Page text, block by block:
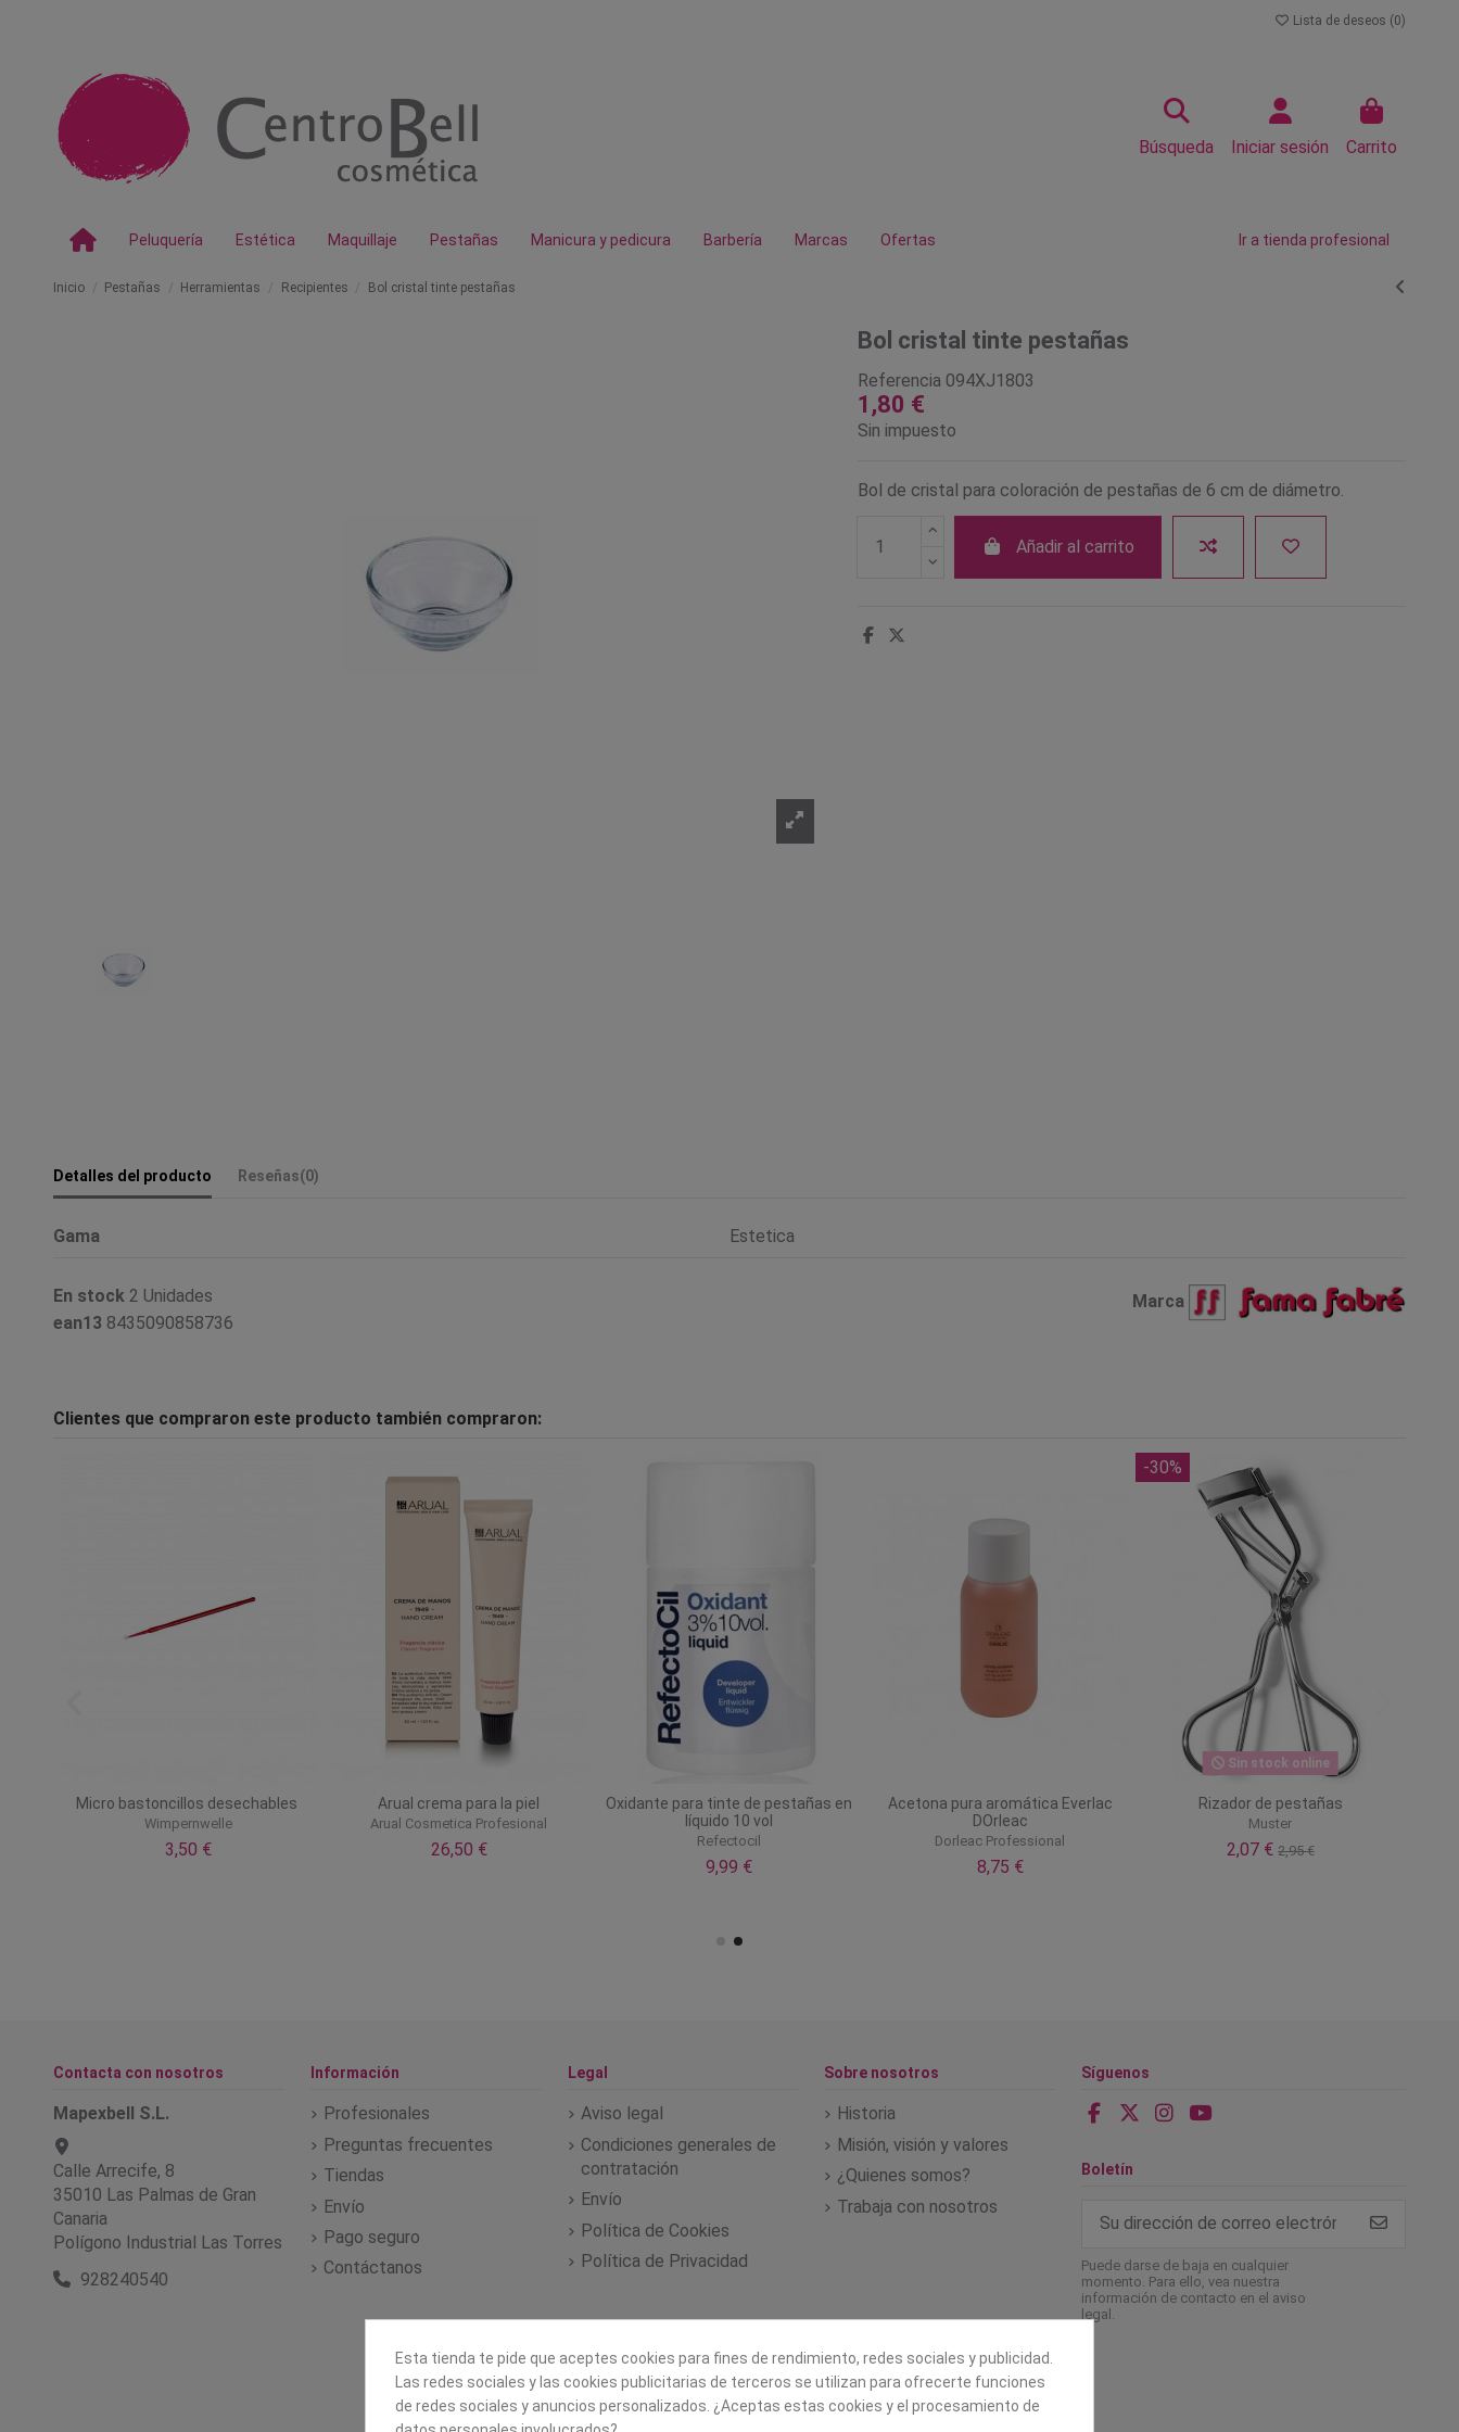
Lista de deseos (0)
Búsqueda Iniciar sesión Carrito
Peluquería Estética Maquillaje Pestañas Manicura y pedicura Barbería Marcas Ofertas Ir a tienda profesional
Inicio Pestañas Herramientas Recipientes Bol cristal tinte pestañas
Bol cristal tinte pestañas
Referencia 094XJ1803
1,80 €
Sin impuesto
Bol de cristal para coloración de pestañas de 6 cm de diámetro.
Añadir al carrito
Detalles del producto Reseñas(0)
Gama Estetica
Marca
En stock 2 Unidades
ean13 8435090858736
Clientes que compraron este producto también compraron:
Micro bastoncillos desechables
Wimpernwelle
3,50 €
Arual crema para la piel
Arual Cosmetica Profesional
26,50 €
Oxidante para tinte de pestañas en
líquido 10 vol
Refectocil
9,99 €
Acetona pura aromática Everlac
DOrleac
Dorleac Professional
8,75 €
-30%
Sin stock online
Rizador de pestañas
Muster
2,07 € 2,95 €
Contacta con nosotros
Mapexbell S.L.
Calle Arrecife, 8
35010 Las Palmas de Gran
Canaria
Polígono Industrial Las Torres
928240540
Información
Profesionales
Preguntas frecuentes
Tiendas
Envío
Pago seguro
Contáctanos
Legal
Aviso legal
Condiciones generales de
contratación
Envío
Política de Cookies
Política de Privacidad
Sobre nosotros
Historia
Misión, visión y valores
¿Quienes somos?
Trabaja con nosotros
Síguenos
Boletín
Puede darse de baja en cualquier
momento. Para ello, vea nuestra
información de contacto en el aviso
legal.
Esta tienda te pide que aceptes cookies para fines de rendimiento, redes sociales y publicidad.
Las redes sociales y las cookies publicitarias de terceros se utilizan para ofrecerte funciones
de redes sociales y anuncios personalizados. ¿Aceptas estas cookies y el procesamiento de